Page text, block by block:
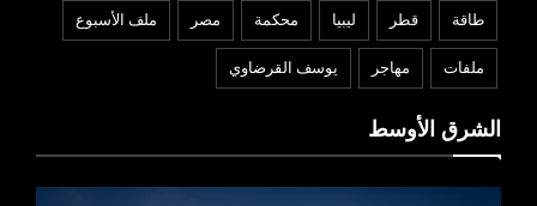
طاقة قطر ليبيا محكمة مصر ملف الأسبوع
ملفات مهاجر يوسف القرضاوي
الشرق الأوسط